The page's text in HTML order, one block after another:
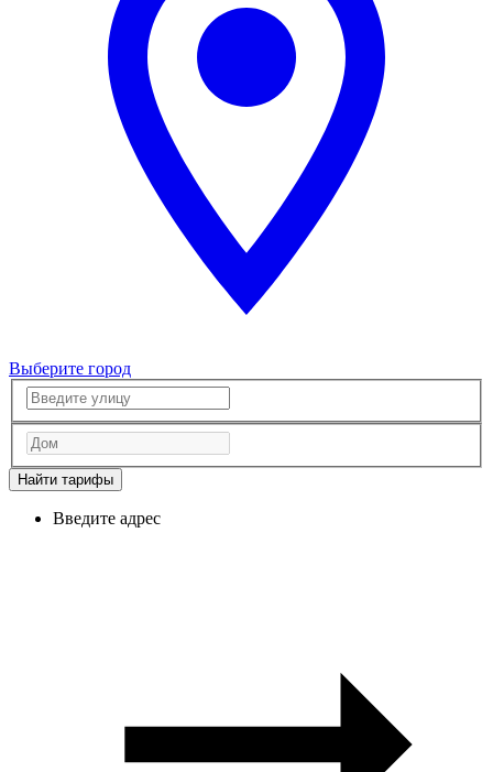
Выберите город
Найти тарифы
Введите адрес